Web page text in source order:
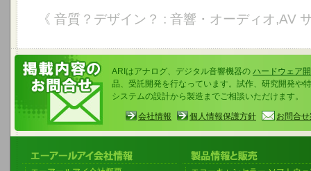
《 音質？デザイン？ : 音響・オーディオ,AV
ARIはアナログ、デジタル音響機器の ハードウェア
品、受託開発を行なっています。試作、研究開発や
システムの設計から製造までご相談いただけます。
会社情報 個人情報保護方針 お問合